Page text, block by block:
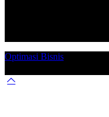
Optimasi Bisnis